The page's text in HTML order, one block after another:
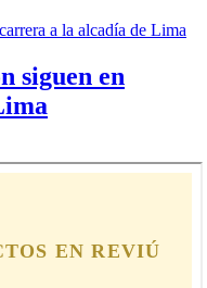
siguen en